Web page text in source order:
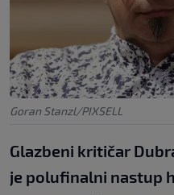
Goran Stanzl/PIXSELL
Glazbeni kritičar
je polufinalni nastup